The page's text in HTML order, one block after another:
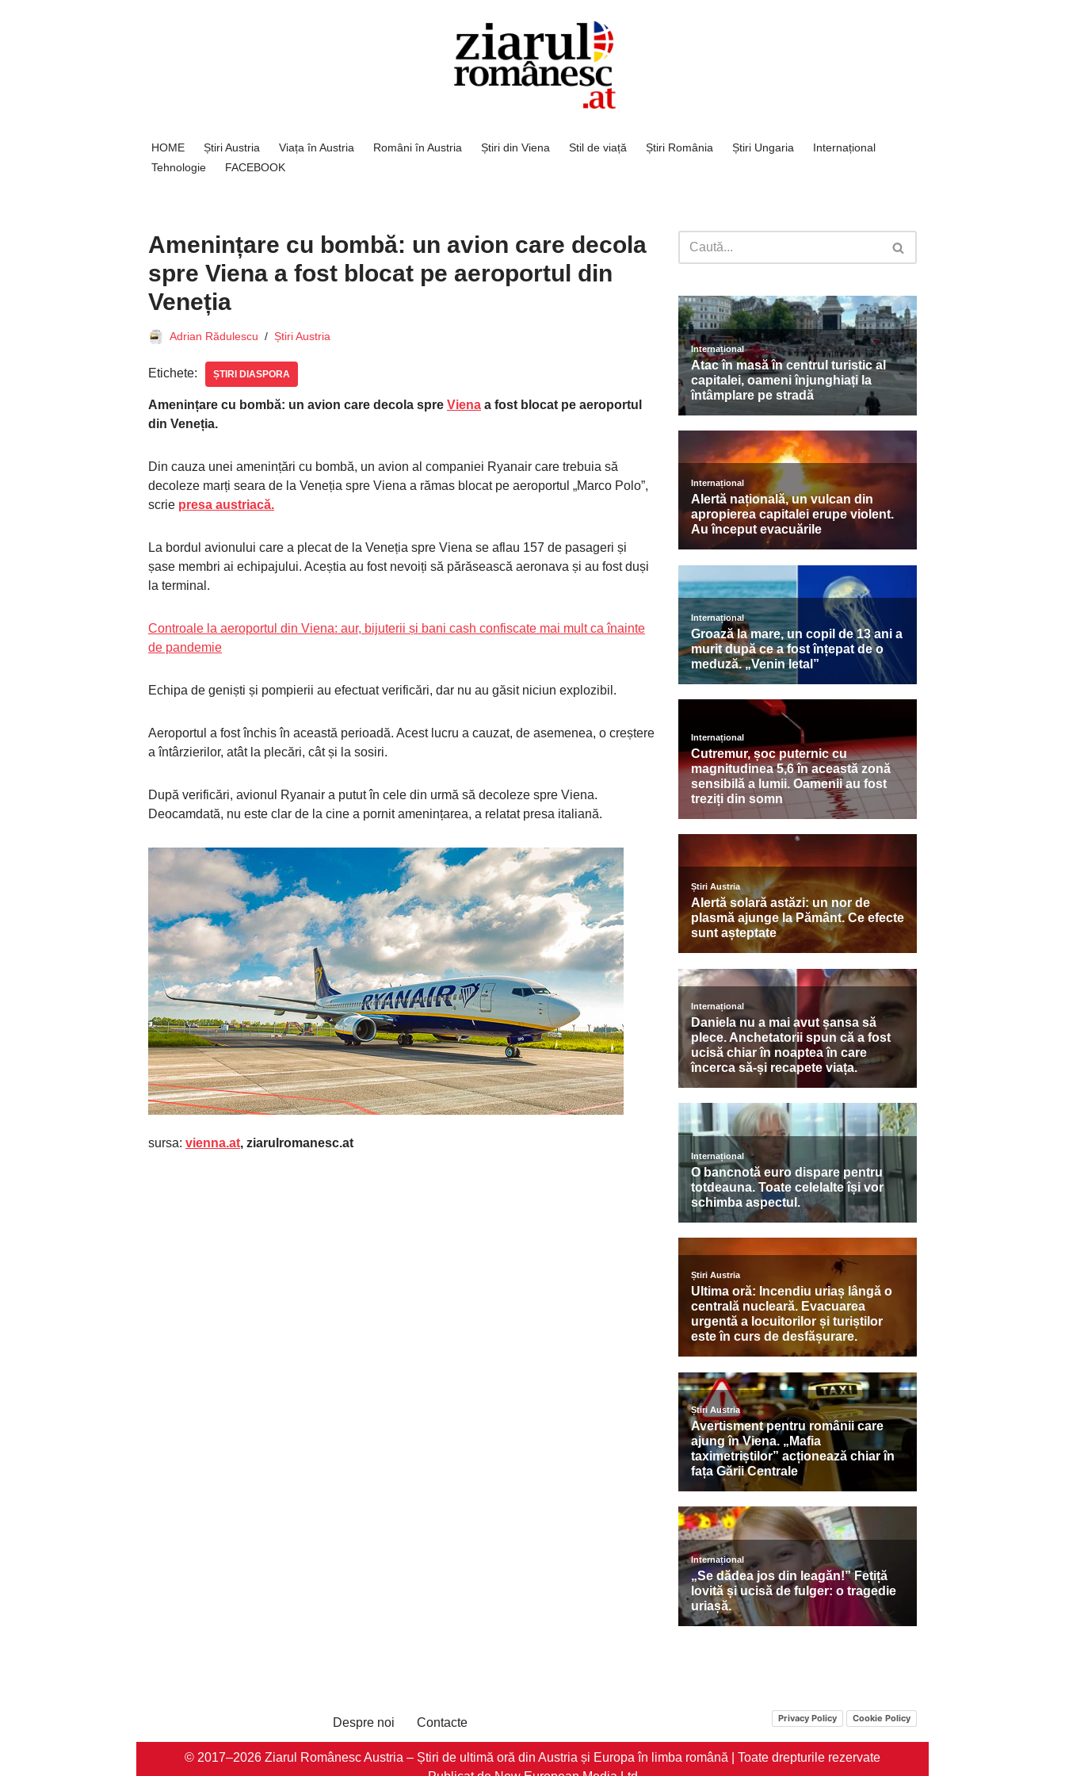
HOME Știri Austria Viața în Austria Români în Austria Știri din Viena Stil de viață Știri România Știri Ungaria
Internațional
Tehnologie
FACEBOOK
Amenințare cu bombă: un avion care decola
spre Viena a fost blocat pe aeroportul din
Veneția
Adrian Rădulescu Știri Austria
Etichete: ȘTIRI DIASPORA
Amenințare cu bombă: un avion care decola spre Viena a fost blocat pe aeroportul
din Veneția.
Din cauza unei amenințări cu bombă, un avion al companiei Ryanair care trebuia să
decoleze marți seara de la Veneția spre Viena a rămas blocat pe aeroportul „Marco Polo”,
scrie presa austriacă.
La bordul avionului care a plecat de la Veneția spre Viena se aflau 157 de pasageri și
șase membri ai echipajului. Aceștia au fost nevoiți să părăsească aeronava și au fost duși
la terminal.
Controale la aeroportul din Viena: aur, bijuterii și bani cash confiscate mai mult ca înainte
de pandemie
Echipa de geniști și pompierii au efectuat verificări, dar nu au găsit niciun explozibil.
Aeroportul a fost închis în această perioadă. Acest lucru a cauzat, de asemenea, o creștere
a întârzierilor, atât la plecări, cât și la sosiri.
După verificări, avionul Ryanair a putut în cele din urmă să decoleze spre Viena.
Deocamdată, nu este clar de la cine a pornit amenințarea, a relatat presa italiană.
sursa: vienna.at, ziarulromanesc.at
Despre noi Contacte Privacy Policy Cookie Policy
© 2017–2026 Ziarul Românesc Austria – Știri de ultimă oră din Austria și Europa în limba română | Toate drepturile rezervate